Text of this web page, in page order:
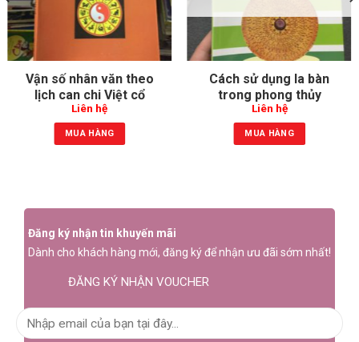
Vận số nhân văn theo
lịch can chi Việt cổ
Liên hệ
MUA HÀNG
Cách sử dụng la bàn
trong phong thủy
Liên hệ
MUA HÀNG
Đăng ký nhận tin khuyến mãi
Dành cho khách hàng mới, đăng ký để nhận ưu đãi sớm nhất!
ĐĂNG KÝ NHẬN VOUCHER